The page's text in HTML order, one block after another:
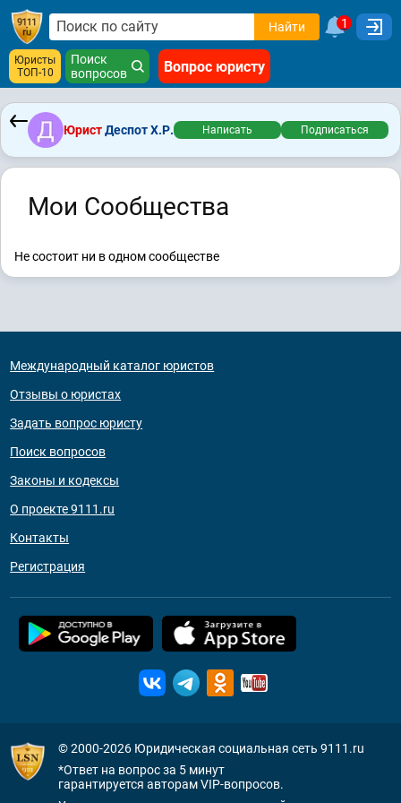
Найти 1
Юристы
ТОП-10
Поиск
вопросов
Вопрос юристу
ЮристДеспот Х.Р. Написать Подписаться
Мои Сообщества
Не состоит ни в одном сообществе
Международный каталог юристов
Отзывы о юристах
Задать вопрос юристу
Поиск вопросов
Законы и кодексы
О проекте 9111.ru
Контакты
Регистрация
© 2000-2026 Юридическая социальная сеть 9111.ru
*Ответ на вопрос за 5 минут
гарантируется авторам VIP-вопросов.